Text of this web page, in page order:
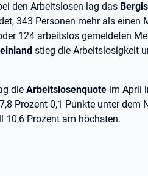
den Arbeitslosen lag das
343 Personen mehr als einen
124 arbeitslos gemeldeten
stieg die Arbeitslosigkeit
die Arbeitslosenquote im April
Prozent 0,1 Punkte unter dem
10,6 Prozent am höchsten.